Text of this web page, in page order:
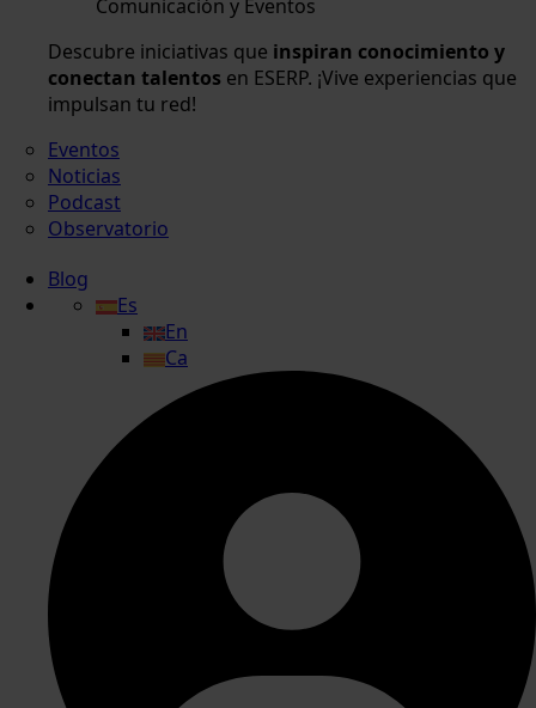
Comunicación y Eventos
Descubre iniciativas que inspiran conocimiento y
conectan talentos en ESERP. ¡Vive experiencias que
impulsan tu red!
Eventos
Noticias
Podcast
Observatorio
Blog
Es
En
Ca